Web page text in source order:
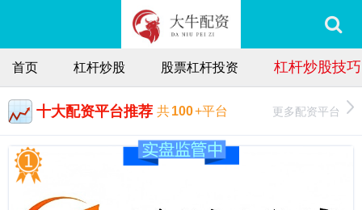
首页 杠杆炒股 股票杠杆投资 杠杆炒股技巧
十大配资平台推荐 共100+平台 更多配资平台